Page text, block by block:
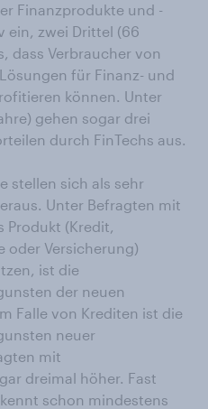
Finanzprodukte und -
ein, zwei Drittel (66
dass Verbraucher von
für Finanz- und
können. Unter
gehen sogar drei
durch FinTechs aus.
stellen sich als sehr
Unter Befragten mit
Produkt (Kredit,
oder Versicherung)
ist die
der neuen
Falle von Krediten ist die
neuer
mit
dreimal höher. Fast
schon mindestens